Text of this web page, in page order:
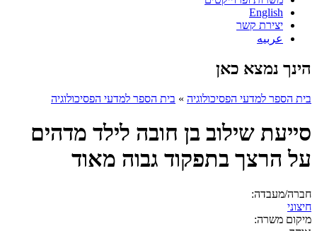
English
יצירת קשר
عربيه
הינך נמצא כאן
בית הספר למדעי הפסיכולוגיה » בית הספר למדעי הפסיכולוגיה
סייעת שילוב בן חובה לילד מדהים
על הרצך בתפקוד גבוה מאוד
חברה/מעבדה:
חיצוני
מיקום משרה: